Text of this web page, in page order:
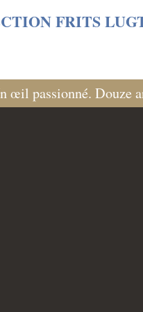
FRITS
œil passionné. Douze